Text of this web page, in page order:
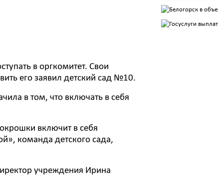
в оргкомитет. Свои
его заявил детский сад №10.
в том, что включать в себя
включит в себя
команда детского сада,
учреждения Ирина